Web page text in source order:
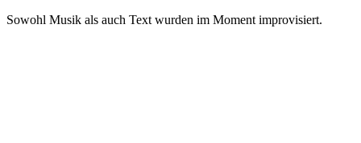
Sowohl Musik als auch Text wurden im Moment improvisiert.